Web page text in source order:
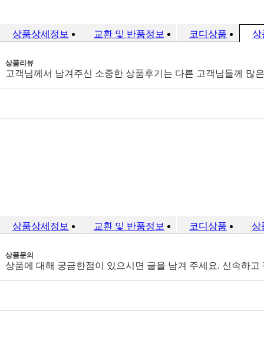
상품상세정보 교환 및 반품정보 코디상품 상
상품리뷰
고객님께서 남겨주신 소중한 상품후기는 다른 고객님들께 많
상품상세정보 교환 및 반품정보 코디상품 상
상품문의
상품에 대해 궁금한점이 있으시면 글을 남겨 주세요. 신속하